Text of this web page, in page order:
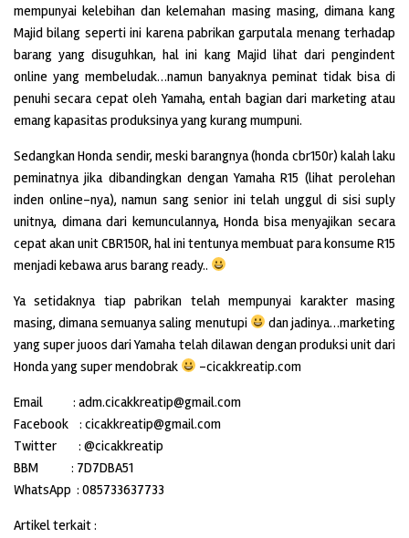
mempunyai kelebihan dan kelemahan masing masing, dimana kang
Majid bilang seperti ini karena pabrikan garputala menang terhadap
barang yang disuguhkan, hal ini kang Majid lihat dari pengindent
online yang membeludak…namun banyaknya peminat tidak bisa di
penuhi secara cepat oleh Yamaha, entah bagian dari marketing atau
emang kapasitas produksinya yang kurang mumpuni.
Sedangkan Honda sendir, meski barangnya (honda cbr150r) kalah laku
peminatnya jika dibandingkan dengan Yamaha R15 (lihat perolehan
inden online-nya), namun sang senior ini telah unggul di sisi suply
unitnya, dimana dari kemunculannya, Honda bisa menyajikan secara
cepat akan unit CBR150R, hal ini tentunya membuat para konsume R15
menjadi kebawa arus barang ready..
Ya setidaknya tiap pabrikan telah mempunyai karakter masing
masing, dimana semuanya saling menutupi
dan jadinya…marketing
yang super juoos dari Yamaha telah dilawan dengan produksi unit dari
Honda yang super mendobrak
-cicakkreatip.com
Email : adm.cicakkreatip@gmail.com
Facebook : cicakkreatip@gmail.com
Twitter : @cicakkreatip
BBM : 7D7DBA51
WhatsApp : 085733637733
Artikel terkait :